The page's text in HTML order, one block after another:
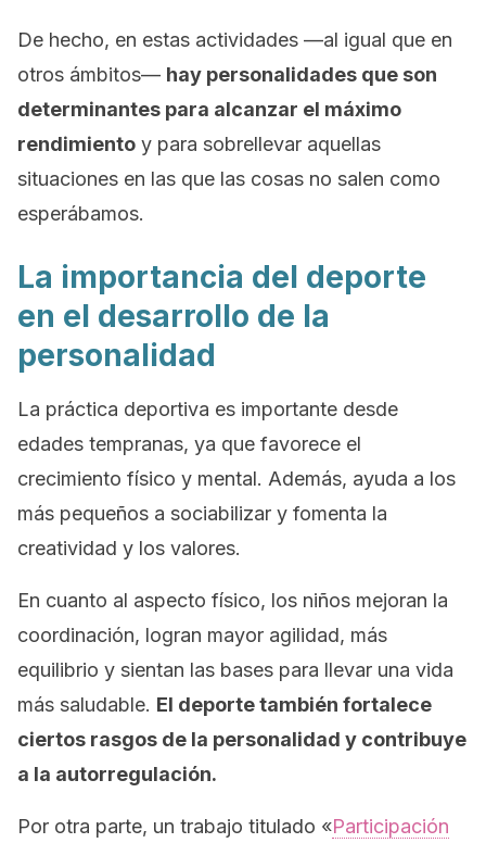
De hecho, en estas actividades —al igual que en
otros ámbitos— hay personalidades que son
determinantes para alcanzar el máximo
rendimiento y para sobrellevar aquellas
situaciones en las que las cosas no salen como
esperábamos.
La importancia del deporte
en el desarrollo de la
personalidad
La práctica deportiva es importante desde
edades tempranas, ya que favorece el
crecimiento físico y mental. Además, ayuda a los
más pequeños a sociabilizar y fomenta la
creatividad y los valores.
En cuanto al aspecto físico, los niños mejoran la
coordinación, logran mayor agilidad, más
equilibrio y sientan las bases para llevar una vida
más saludable. El deporte también fortalece
ciertos rasgos de la personalidad y contribuye
a la autorregulación.
Por otra parte, un trabajo titulado «Participación